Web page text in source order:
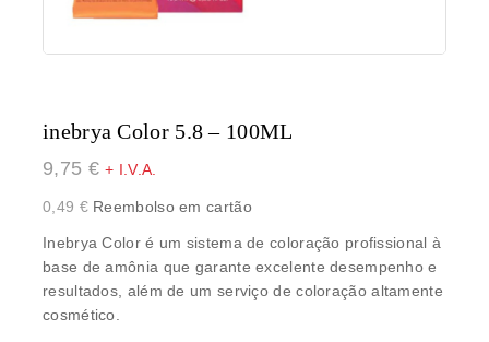
inebrya Color 5.8 – 100ML
9,75 € + I.V.A.
0,49 €Reembolso em cartão
Inebrya Color é um sistema de coloração profissional à
base de amônia que garante excelente desempenho e
resultados, além de um serviço de coloração altamente
cosmético.